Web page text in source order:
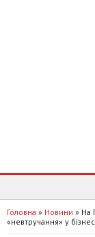
Головна » Новини » На
«невтручання» у бізнес